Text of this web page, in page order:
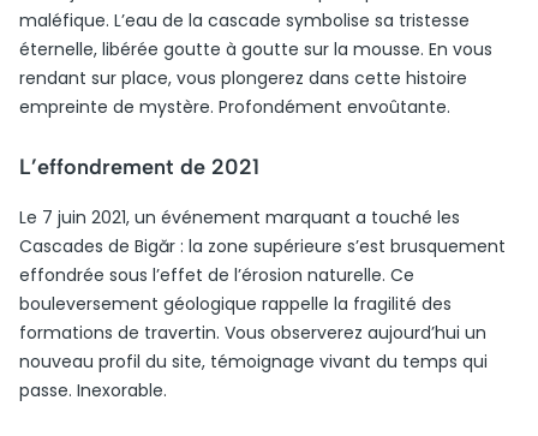
maléfique. L’eau de la cascade symbolise sa tristesse
éternelle, libérée goutte à goutte sur la mousse. En vous
rendant sur place, vous plongerez dans cette histoire
empreinte de mystère. Profondément envoûtante.
L’effondrement de 2021
Le 7 juin 2021, un événement marquant a touché les
Cascades de Bigăr : la zone supérieure s’est brusquement
effondrée sous l’effet de l’érosion naturelle. Ce
bouleversement géologique rappelle la fragilité des
formations de travertin. Vous observerez aujourd’hui un
nouveau profil du site, témoignage vivant du temps qui
passe. Inexorable.